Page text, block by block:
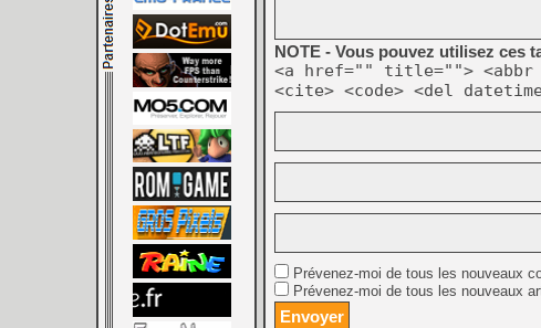
NOTE - Vous pouvez utilisez ces
<a href="" title=""> <abbr
<cite> <code> <del
Prévenez-moi de tous les nouveaux
Prévenez-moi de tous les nouveaux